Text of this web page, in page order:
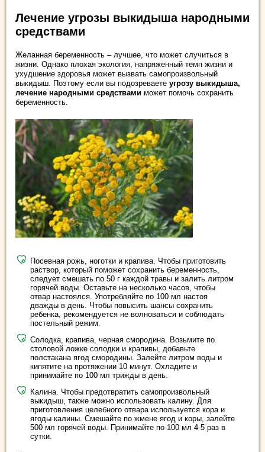
Лечение угрозы выкидыша народными
средствами
Желанная беременность – лучшее, что может случиться в
жизни. Однако плохая экология, напряженный темп жизни и
ухудшение здоровья может вызвать самопроизвольный
выкидыш. Поэтому если вы подозреваете угрозу выкидыша,
лечение народными средствами может помочь сохранить
беременность.
Посевная рожь, ноготки и крапива. Чтобы приготовить
раствор, который поможет сохранить беременность,
следует смешать по 50 г каждой травы и залить литром
горячей воды. Оставьте на несколько часов, чтобы
отвар настоялся. Употребляйте по 100 мл настоя
дважды в день. Чтобы повысить шансы сохранить
ребенка, рекомендуется не волноваться и соблюдать
постельный режим.
Солодка, крапива, черная смородина. Возьмите по
столовой ложке солодки и крапивы, добавьте
полстакана ягод смородины. Залейте литром воды и
кипятите на протяжении 10 минут. Охладите и
принимайте по 100 мл трижды в день.
Калина. Чтобы предотвратить самопроизвольный
выкидыш, также можно использовать калину. Для
приготовления целебного отвара используется кора и
ягоды калины. Смешайте по жмене ягод и коры, залейте
500 мл горячей воды. Принимайте по 100 мл 4-5 раз в
сутки.